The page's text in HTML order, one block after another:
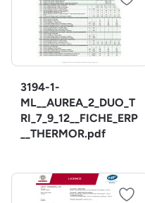
3194-1-
ML__AUREA_2_DUO_T
RI_7_9_12__FICHE_ERP
__THERMOR.pdf